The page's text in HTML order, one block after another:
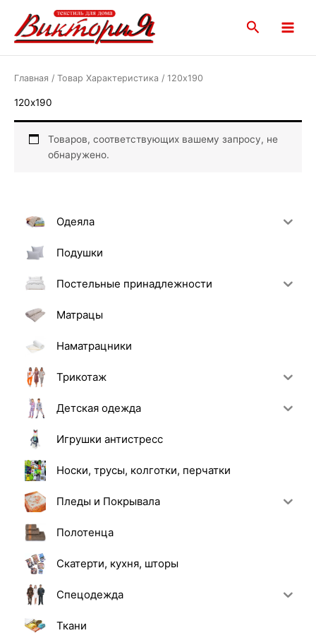
содержимому
Поиск
Menu
Одеяла
Подушки
Постельные принадлежности
Матрацы
Наматрацники
Трикотаж
Детская одежда
Игрушки антистресс
Носки, трусы, колготки, перчатки
Пледы и Покрывала
Полотенца
Скатерти, кухня, шторы
Спецодежда
Ткани
Главная / Товар Характеристика / 120х190
120х190
Товаров, соответствующих вашему запросу, не
обнаружено.